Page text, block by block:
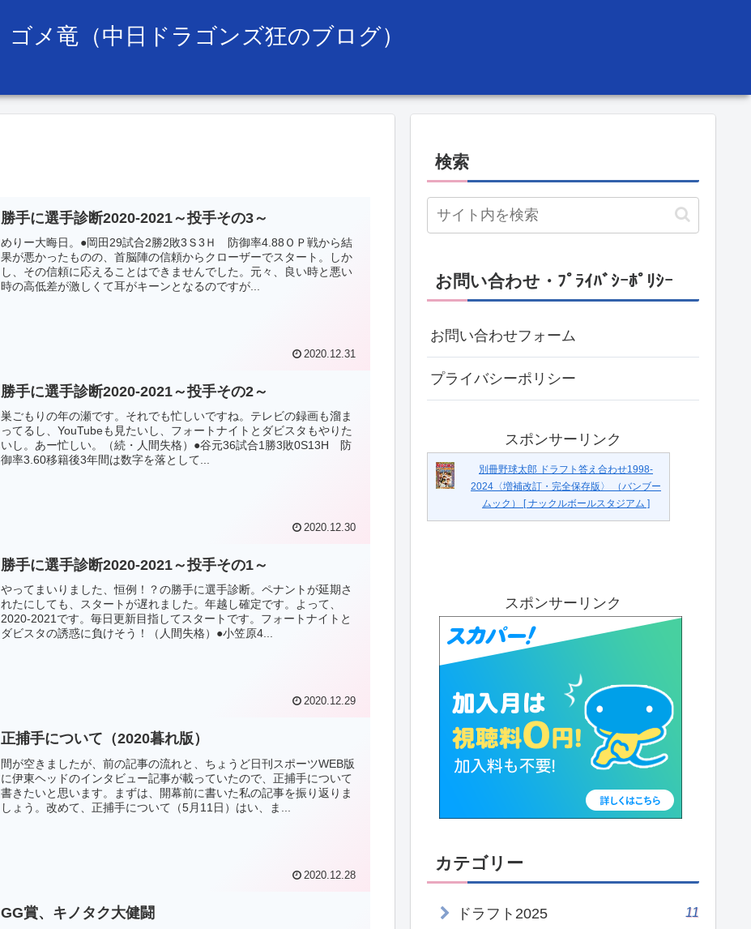
ゴメ竜（中日ドラゴンズ狂のブログ）
勝手に選手診断2020-2021～投手その3～
めりー大晦日。●岡田29試合2勝2敗3Ｓ3Ｈ 防御率4.88ＯＰ戦から結
果が悪かったものの、首脳陣の信頼からクローザーでスタート。しか
し、その信頼に応えることはできませんでした。元々、良い時と悪い
時の高低差が激しくて耳がキーンとなるのですが...
2020.12.31
勝手に選手診断2020-2021～投手その2～
巣ごもりの年の瀬です。それでも忙しいですね。テレビの録画も溜ま
ってるし、YouTubeも見たいし、フォートナイトとダビスタもやりた
いし。あー忙しい。（続・人間失格）●谷元36試合1勝3敗0S13H 防
御率3.60移籍後3年間は数字を落として...
2020.12.30
勝手に選手診断2020-2021～投手その1～
やってまいりました、恒例！？の勝手に選手診断。ペナントが延期さ
れたにしても、スタートが遅れました。年越し確定です。よって、
2020-2021です。毎日更新目指してスタートです。フォートナイトと
ダビスタの誘惑に負けそう！（人間失格）●小笠原4...
2020.12.29
正捕手について（2020暮れ版）
間が空きましたが、前の記事の流れと、ちょうど日刊スポーツWEB版
に伊東ヘッドのインタビュー記事が載っていたので、正捕手について
書きたいと思います。まずは、開幕前に書いた私の記事を振り返りま
しょう。改めて、正捕手について（5月11日）はい、ま...
2020.12.28
GG賞、キノタク大健闘
検索
お問い合わせ・ﾌﾟﾗｲﾊﾞｼｰﾎﾟﾘｼｰ
お問い合わせフォーム
プライバシーポリシー
スポンサーリンク
別冊野球太郎 ドラフト答え合わせ1998-
2024〈増補改訂・完全保存版〉 （バンブー
ムック） [ ナックルボールスタジアム ]
スポンサーリンク
カテゴリー
ドラフト2025 11